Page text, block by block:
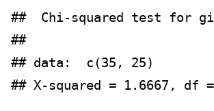
##  Chi-squared test for
##
## data:  c(35, 25)
## X-squared = 1.6667, df